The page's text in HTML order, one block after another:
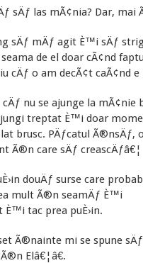
sÄƒ las mÃ¢nia? Dar, mai
sÄƒ mÄƒ agit È™i sÄƒ
de el doar cÃ¢nd
cÄƒ o am decÃ¢t caÃ¢nd e
nu se ajunge la mÃ¢nie
treptat È™i doar
brusc. PÄƒcatul Ã®nsÄƒ,
Ã®n care sÄƒ creascÄƒâ€¦
douÄƒ surse care
mult Ã®n seamÄƒ È™i
È™i tac prea puÈ›in.
Ã®nainte mi se spune
Elâ€¦â€.